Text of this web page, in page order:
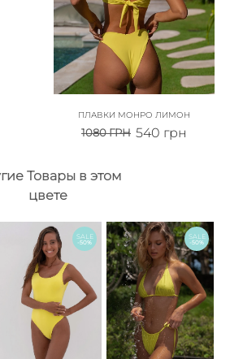
ПЛАВКИ МОНРО ЛИМОН
1080ГРН 540 грн
Товары в этом
цвете
SALE
-50%
SALE
-50%